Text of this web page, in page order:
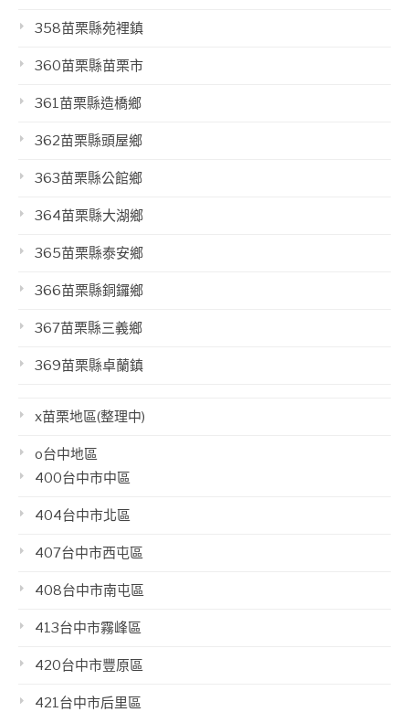
358苗栗縣苑裡鎮
360苗栗縣苗栗市
361苗栗縣造橋鄉
362苗栗縣頭屋鄉
363苗栗縣公館鄉
364苗栗縣大湖鄉
365苗栗縣泰安鄉
366苗栗縣銅鑼鄉
367苗栗縣三義鄉
369苗栗縣卓蘭鎮
x苗栗地區(整理中)
o台中地區
400台中市中區
404台中市北區
407台中市西屯區
408台中市南屯區
413台中市霧峰區
420台中市豐原區
421台中市后里區